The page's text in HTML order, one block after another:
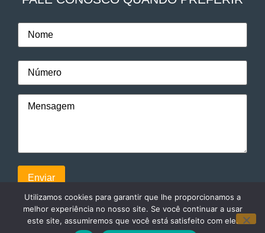
Utilizamos cookies para garantir que lhe proporcionamos a
melhor experiência no nosso site. Se você continuar a usar
este site, assumiremos que você está satisfeito com ele.